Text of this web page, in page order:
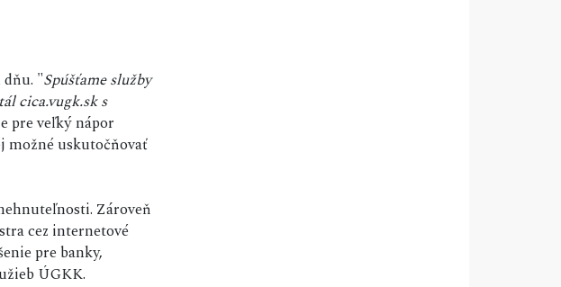
"Spúšťame služby
cica.vugk.sk s
pre veľký nápor
možné uskutočňovať
Zároveň
cez internetové
pre banky,
ÚGKK.